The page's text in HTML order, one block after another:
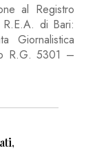
al Registro
di Bari:
Giornalistica
R.G. 5301 –